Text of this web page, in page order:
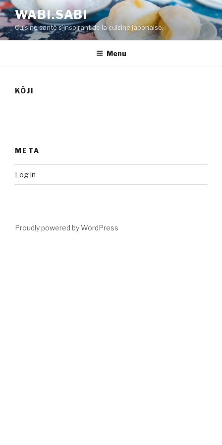
WABI.SABI
Cuisine santé s'inspirant de la cuisine japonaise.
Menu
KÕJI
META
Log in
Proudly powered by WordPress